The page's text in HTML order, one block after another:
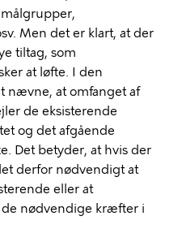
Men det er klart, at der
tiltag, som
at løfte. I den
nævne, at omfanget af
de eksisterende
og det afgående
Det betyder, at hvis der
derfor nødvendigt at
eller at
nødvendige kræfter i